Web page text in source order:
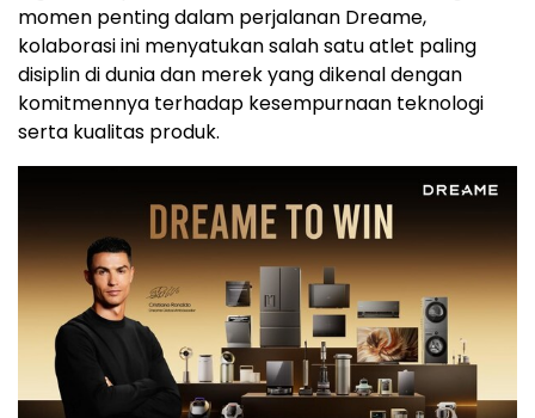
momen penting dalam perjalanan Dreame,
kolaborasi ini menyatukan salah satu atlet paling
disiplin di dunia dan merek yang dikenal dengan
komitmennya terhadap kesempurnaan teknologi
serta kualitas produk.